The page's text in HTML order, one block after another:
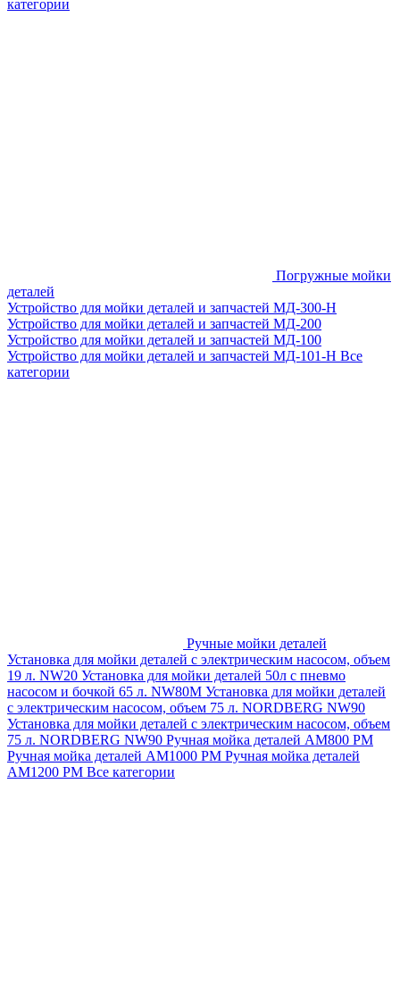
категории
Погружные мойки
деталей
Устройство для мойки деталей и запчастей МД-300-H
Устройство для мойки деталей и запчастей МД-200
Устройство для мойки деталей и запчастей МД-100
Устройство для мойки деталей и запчастей МД-101-Н Все
категории
Ручные мойки деталей
Установка для мойки деталей с электрическим насосом, объем
19 л. NW20 Установка для мойки деталей 50л с пневмо
насосом и бочкой 65 л. NW80M Установка для мойки деталей
с электрическим насосом, объем 75 л. NORDBERG NW90
Установка для мойки деталей с электрическим насосом, объем
75 л. NORDBERG NW90 Ручная мойка деталей АМ800 РМ
Ручная мойка деталей АМ1000 РМ Ручная мойка деталей
АМ1200 РМ Все категории